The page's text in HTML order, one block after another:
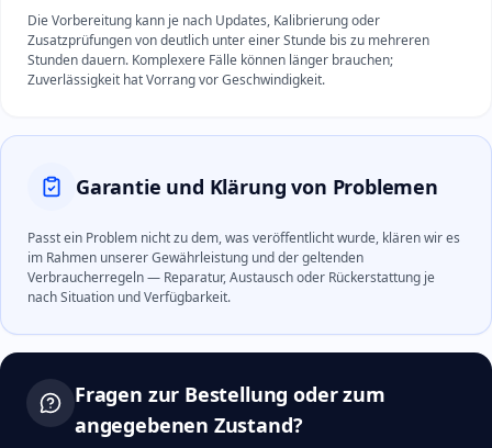
Die Vorbereitung kann je nach Updates, Kalibrierung oder
Zusatzprüfungen von deutlich unter einer Stunde bis zu mehreren
Stunden dauern. Komplexere Fälle können länger brauchen;
Zuverlässigkeit hat Vorrang vor Geschwindigkeit.
Garantie und Klärung von Problemen
Passt ein Problem nicht zu dem, was veröffentlicht wurde, klären wir es
im Rahmen unserer Gewährleistung und der geltenden
Verbraucherregeln — Reparatur, Austausch oder Rückerstattung je
nach Situation und Verfügbarkeit.
Fragen zur Bestellung oder zum
angegebenen Zustand?